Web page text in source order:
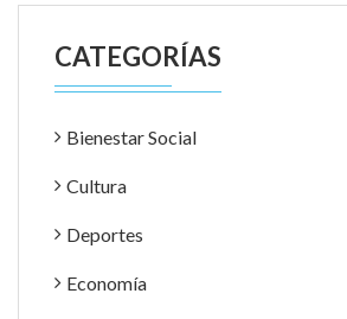
CATEGORÍAS
Bienestar Social
Cultura
Deportes
Economía